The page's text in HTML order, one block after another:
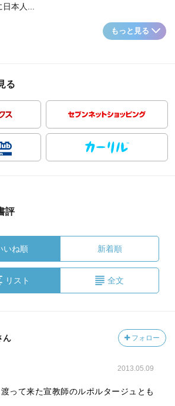
本人...
もっと見る
る
評
いね順 新着順
リスト 全文
ん フォロー
2013.05.09
って来た宣教師のルポルタージュとも